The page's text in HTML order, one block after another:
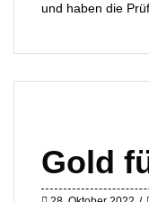
und haben die
Gold